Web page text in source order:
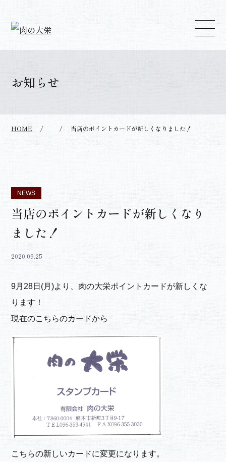
お知らせ
HOME / / 当店のポイントカードが新しくなりました！
NEWS
当店のポイントカードが新しくなり
ました！
2020.09.25
9月28日(月)より、肉の大栄ポイントカードが新しくな
ります！
現在のこちらのカードから
こちらの新しいカードに変更になります。